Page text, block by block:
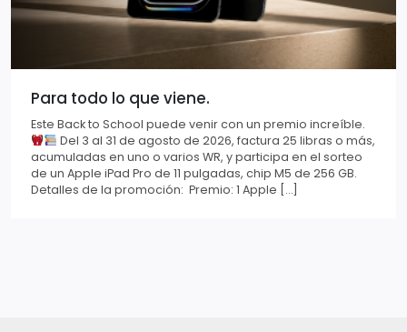
Para todo lo que viene.
Este Back to School puede venir con un premio increíble.
Del 3 al 31 de agosto de 2026, factura 25 libras o más,
acumuladas en uno o varios WR, y participa en el sorteo
de un Apple iPad Pro de 11 pulgadas, chip M5 de 256 GB.
Detalles de la promoción: Premio: 1 Apple […]